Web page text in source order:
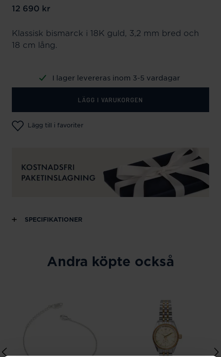
Pris:12 690 kr
12 690 kr
Klassisk bismarck i 18K guld, 3,2 mm bred och
18 cm lång.
I lager levereras inom 3-5 vardagar
LÄGG I VARUKORGEN
Lägg till i favoriter
SPECIFIKATIONER
Andra köpte också